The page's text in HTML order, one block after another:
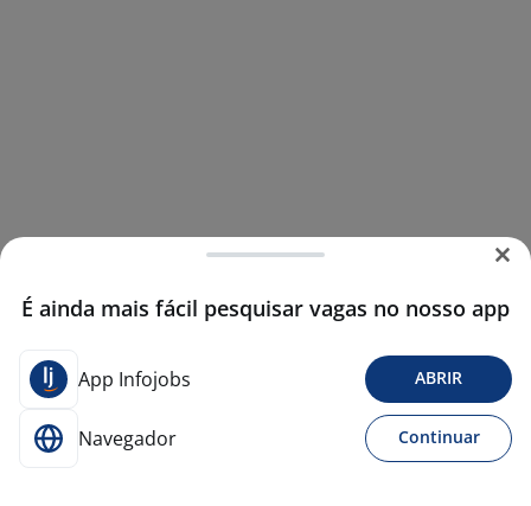
É ainda mais fácil pesquisar vagas no nosso app
App Infojobs ABRIR
Navegador Continuar